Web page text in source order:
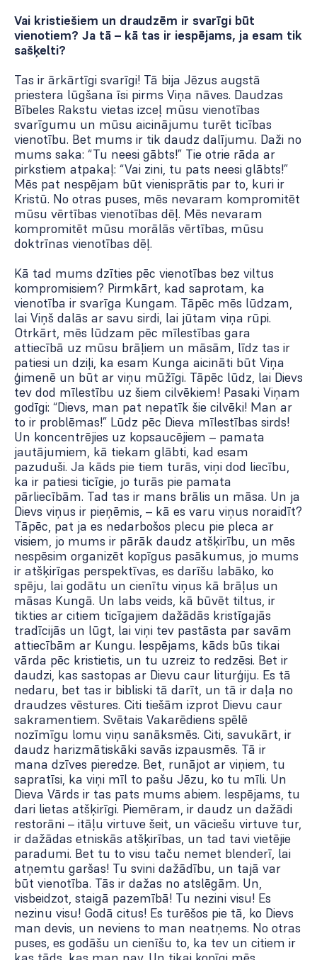
Vai kristiešiem un draudzēm ir svarīgi būt
vienotiem? Ja tā – kā tas ir iespējams, ja esam tik
sašķelti?
Tas ir ārkārtīgi svarīgi! Tā bija Jēzus augstā
priestera lūgšana īsi pirms Viņa nāves. Daudzas
Bībeles Rakstu vietas izceļ mūsu vienotības
svarīgumu un mūsu aicinājumu turēt ticības
vienotību. Bet mums ir tik daudz dalījumu. Daži no
mums saka: “Tu neesi gābts!” Tie otrie rāda ar
pirkstiem atpakaļ: “Vai zini, tu pats neesi glābts!”
Mēs pat nespējam būt vienisprātis par to, kuri ir
Kristū. No otras puses, mēs nevaram kompromitēt
mūsu vērtības vienotības dēļ. Mēs nevaram
kompromitēt mūsu morālās vērtības, mūsu
doktrīnas vienotības dēļ.
Kā tad mums dzīties pēc vienotības bez viltus
kompromisiem? Pirmkārt, kad saprotam, ka
vienotība ir svarīga Kungam. Tāpēc mēs lūdzam,
lai Viņš dalās ar savu sirdi, lai jūtam viņa rūpi.
Otrkārt, mēs lūdzam pēc mīlestības gara
attiecībā uz mūsu brāļiem un māsām, līdz tas ir
patiesi un dziļi, ka esam Kunga aicināti būt Viņa
ģimenē un būt ar viņu mūžīgi. Tāpēc lūdz, lai Dievs
tev dod mīlestību uz šiem cilvēkiem! Pasaki Viņam
godīgi: “Dievs, man pat nepatīk šie cilvēki! Man ar
to ir problēmas!” Lūdz pēc Dieva mīlestības sirds!
Un koncentrējies uz kopsaucējiem – pamata
jautājumiem, kā tiekam glābti, kad esam
pazuduši. Ja kāds pie tiem turās, viņi dod liecību,
ka ir patiesi ticīgie, jo turās pie pamata
pārliecībām. Tad tas ir mans brālis un māsa. Un ja
Dievs viņus ir pieņēmis, – kā es varu viņus noraidīt?
Tāpēc, pat ja es nedarbošos plecu pie pleca ar
visiem, jo mums ir pārāk daudz atšķirību, un mēs
nespēsim organizēt kopīgus pasākumus, jo mums
ir atšķirīgas perspektīvas, es darīšu labāko, ko
spēju, lai godātu un cienītu viņus kā brāļus un
māsas Kungā. Un labs veids, kā būvēt tiltus, ir
tikties ar citiem ticīgajiem dažādās kristīgajās
tradīcijās un lūgt, lai viņi tev pastāsta par savām
attiecībām ar Kungu. Iespējams, kāds būs tikai
vārda pēc kristietis, un tu uzreiz to redzēsi. Bet ir
daudzi, kas sastopas ar Dievu caur liturģiju. Es tā
nedaru, bet tas ir bibliski tā darīt, un tā ir daļa no
draudzes vēstures. Citi tiešām izprot Dievu caur
sakramentiem. Svētais Vakarēdiens spēlē
nozīmīgu lomu viņu sanāksmēs. Citi, savukārt, ir
daudz harizmātiskāki savās izpausmēs. Tā ir
mana dzīves pieredze. Bet, runājot ar viņiem, tu
sapratīsi, ka viņi mīl to pašu Jēzu, ko tu mīli. Un
Dieva Vārds ir tas pats mums abiem. Iespējams, tu
dari lietas atšķirīgi. Piemēram, ir daudz un dažādi
restorāni – itāļu virtuve šeit, un vāciešu virtuve tur,
ir dažādas etniskās atšķirības, un tad tavi vietējie
paradumi. Bet tu to visu taču nemet blenderī, lai
atņemtu garšas! Tu svini dažādību, un tajā var
būt vienotība. Tās ir dažas no atslēgām. Un,
visbeidzot, staigā pazemībā! Tu nezini visu! Es
nezinu visu! Godā citus! Es turēšos pie tā, ko Dievs
man devis, un neviens to man neatņems. No otras
puses, es godāšu un cienīšu to, ka tev un citiem ir
Kristiešu draudze "Prieka Vēsts"
+371 29112418, +371 67543044
info@priekavests.lv
Bērzaunes 6, Rīga
Skatīt kartē
Instagram
Facebook
Youtube
Tik Tok
Ziedot
Biežākie jautājumi
Produkcija
Privātuma politika
© 2025 Prieka Vēsts. All rights reserved.